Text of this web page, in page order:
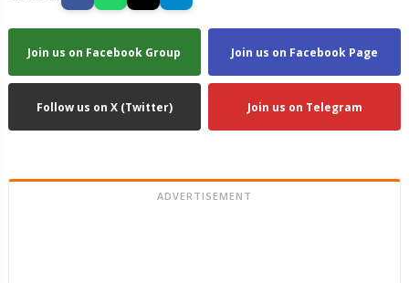
Join us on Facebook Group Join us on Facebook Page
Follow us on X (Twitter) Join us on Telegram
ADVERTISEMENT